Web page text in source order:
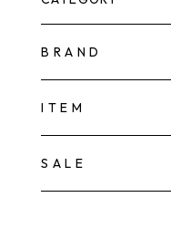
B R A N D
KAMIORI KAORI
TOWAVASE
I T E M
ACCESSORY
S A L E